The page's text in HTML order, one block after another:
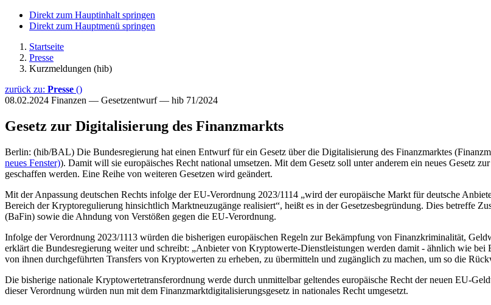
Direkt zum Hauptinhalt springen
Direkt zum Hauptmenü springen
Startseite
Presse
Kurzmeldungen (hib)
zurück zu: Presse ()
08.02.2024 Finanzen — Gesetzentwurf — hib 71/2024
Gesetz zur Digitalisierung des Finanzmarkts
Berlin: (hib/BAL) Die Bundesregierung hat einen Entwurf für ein Gesetz über die Digitalisierung des Finanzmarktes
neues Fenster)). Damit will sie europäisches Recht national umsetzen. Mit dem Gesetz soll unter anderem ein neues
geschaffen werden. Eine Reihe von weiteren Gesetzen wird geändert.
Mit der Anpassung deutschen Rechts infolge der EU-Verordnung 2023/1114 „wird der europäische Markt für deutsche
Bereich der Kryptoregulierung hinsichtlich Marktneuzugänge realisiert“, heißt es in der Gesetzesbegründung. Dies betreffe
(BaFin) sowie die Ahndung von Verstößen gegen die EU-Verordnung.
Infolge der Verordnung 2023/1113 würden die bisherigen europäischen Regeln zur Bekämpfung von Finanzkriminalität,
erklärt die Bundesregierung weiter und schreibt: „Anbieter von Kryptowerte-Dienstleistungen werden damit - ähnlich wie
von ihnen durchgeführten Transfers von Kryptowerten zu erheben, zu übermitteln und zugänglich zu machen, um so die
Die bisherige nationale Kryptowertetransferordnung werde durch unmittelbar geltendes europäische Recht der neuen EU-
dieser Verordnung würden nun mit dem Finanzmarktdigitalisierungsgesetz in nationales Recht umgesetzt.